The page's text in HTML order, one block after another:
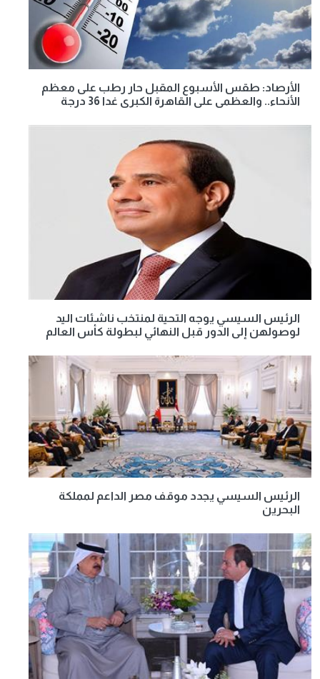
الأرصاد: طقس الأسبوع المقبل حار رطب على معظم
الأنحاء.. والعظمى على القاهرة الكبرى غدا 36 درجة
الرئيس السيسي يوجه التحية لمنتخب ناشئات اليد
لوصولهن إلى الدور قبل النهائي لبطولة كأس العالم
الرئيس السيسي يجدد موقف مصر الداعم لمملكة
البحرين